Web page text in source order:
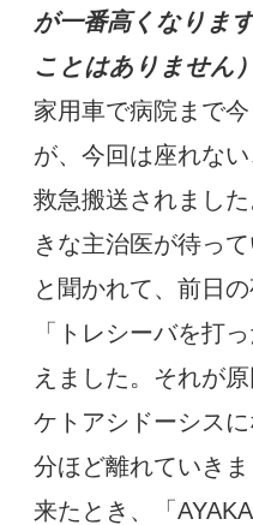
が一番高くなりま
ことはありません）
家用車で病院まで
が、今回は座れな
救急搬送されまし
きな主治医が待っ
と聞かれて、前日
「トレシーバを打
えました。それが
ケトアシドーシスに
分ほど離れていき
来たとき、「